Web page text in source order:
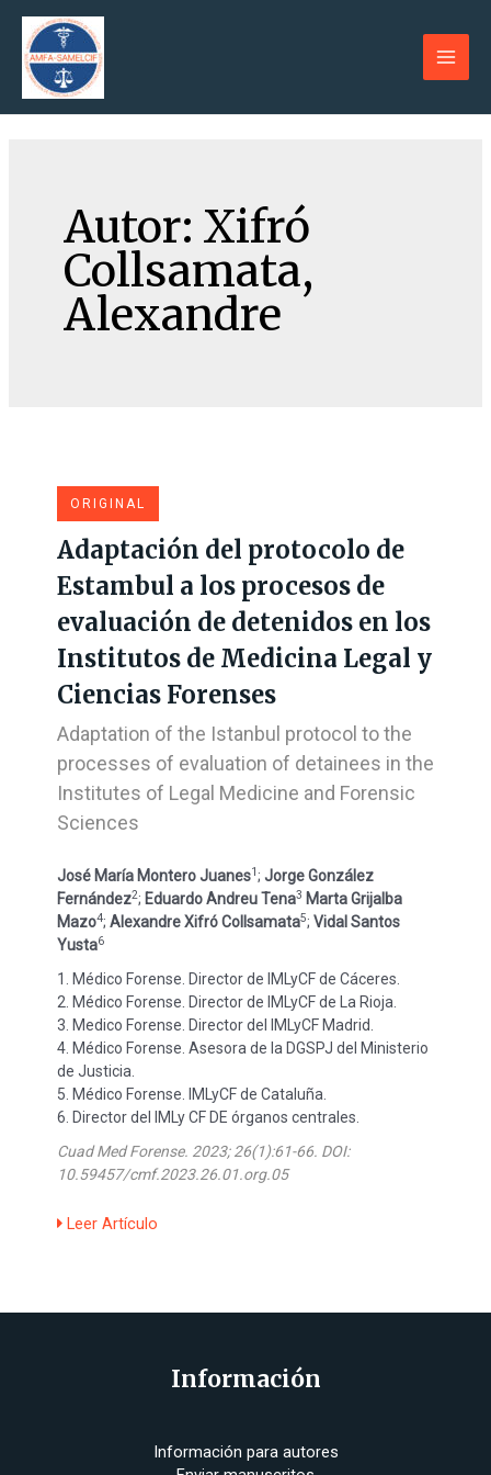
contenido
Main
Autor: Xifró
Collsamata,
Alexandre
ORIGINAL
Adaptación del protocolo de
Estambul a los procesos de
evaluación de detenidos en los
Institutos de Medicina Legal y
Ciencias Forenses
Adaptation of the Istanbul protocol to the
processes of evaluation of detainees in the
Institutes of Legal Medicine and Forensic
Sciences
José María Montero Juanes1; Jorge González
Fernández2; Eduardo Andreu Tena3 Marta Grijalba
Mazo4; Alexandre Xifró Collsamata5; Vidal Santos
Yusta6
1. Médico Forense. Director de IMLyCF de Cáceres.
2. Médico Forense. Director de IMLyCF de La Rioja.
3. Medico Forense. Director del IMLyCF Madrid.
4. Médico Forense. Asesora de la DGSPJ del Ministerio
de Justicia.
5. Médico Forense. IMLyCF de Cataluña.
6. Director del IMLy CF DE órganos centrales.
Cuad Med Forense. 2023; 26(1):61-66. DOI:
10.59457/cmf.2023.26.01.org.05
Leer Artículo
Información
Información para autores